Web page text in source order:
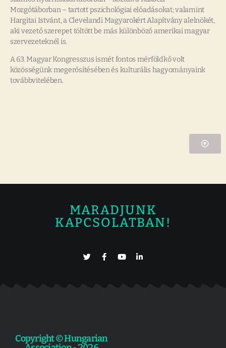
Mozgótáborban – tartott pszichológiai előadásokat; valamint
Hargitai Istvánt, a Clevelandi Magyarokért Alapítvány alelnökét,
aki vezető szerepet töltött be más különböző amerikai magyar
szervezeteknél is.
A 63. Magyar Kongresszus ismét fontos mérföldkő volt
közösségünk megerősítésében és kulturális hagyományaink
továbbvitelében.
MARADJUNK
KAPCSOLATBAN!
Copyright © Hungarian